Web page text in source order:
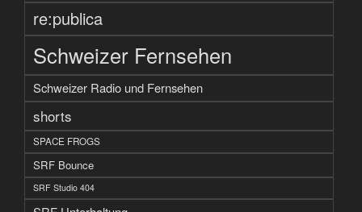
re:publica
Schweizer Fernsehen
Schweizer Radio und Fernsehen
shorts
SPACE FROGS
SRF Bounce
SRF Studio 404